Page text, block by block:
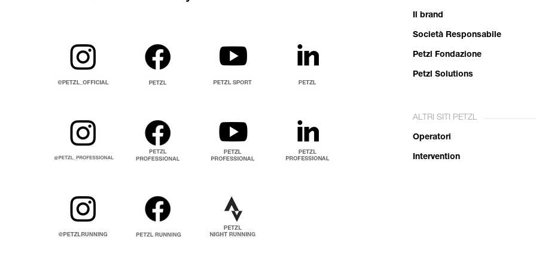
Il brand
Società Responsabile
Petzl Fondazione
Petzl Solutions
ALTRI SITI PETZL
Operatori
Intervention